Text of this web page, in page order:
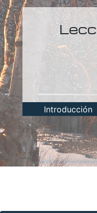
Introducción